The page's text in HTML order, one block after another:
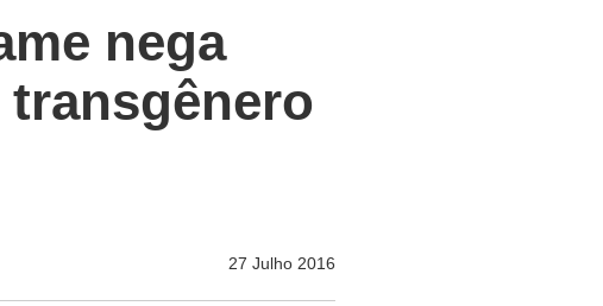
nega
27 Julho 2016